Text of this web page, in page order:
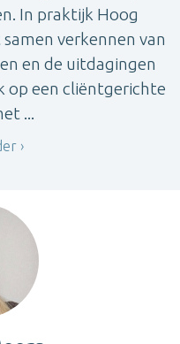
In praktijk Hoog
verkennen van
en de uitdagingen
op een cliëntgerichte
...